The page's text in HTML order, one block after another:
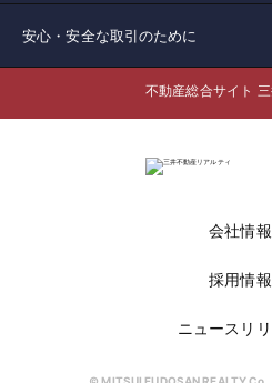
安心・安全な取引のために
不動産総合サイト
会社情報
採用情報
ニュースリ